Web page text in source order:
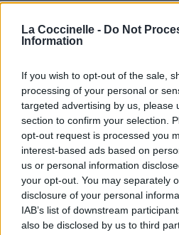
La Coccinelle - Do Not
Information
If you wish to opt-out of the sale,
processing of your personal or
targeted advertising by us, please
section to confirm your selection.
opt-out request is processed you
interest-based ads based on
us or personal information
your opt-out. You may separately
disclosure of your personal
IAB’s list of downstream
also be disclosed by us to third
Concert/
Paroles + Traduction
Commentaires